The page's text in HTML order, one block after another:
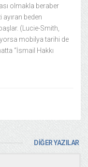
olmakla beraber
beden
(Lucie-Smith,
mobilya tarihi de
“İsmail Hakkı
DİĞER YAZILAR